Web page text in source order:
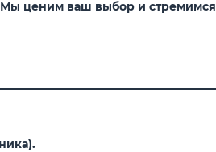
Мы ценим ваш выбор и стремимся